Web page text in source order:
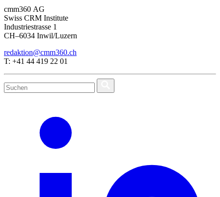
cmm360 AG
Swiss CRM Institute
Industriestrasse 1
CH–6034 Inwil/Luzern
redaktion@cmm360.ch
T: +41 44 419 22 01